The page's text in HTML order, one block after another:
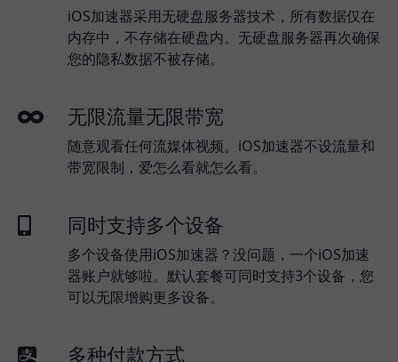
iOS加速器采用无硬盘服务器技术，所有数据仅在
内存中，不存储在硬盘内。无硬盘服务器再次确保
您的隐私数据不被存储。
无限流量无限带宽
随意观看任何流媒体视频。iOS加速器不设流量和
带宽限制，爱怎么看就怎么看。
同时支持多个设备
多个设备使用iOS加速器？没问题，一个iOS加速
器账户就够啦。默认套餐可同时支持3个设备，您
可以无限增购更多设备。
多种付款方式